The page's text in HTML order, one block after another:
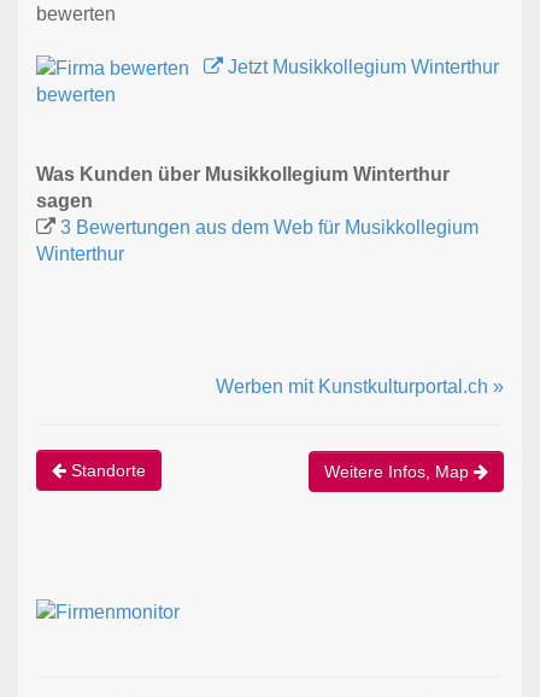
bewerten
Jetzt Musikkollegium Winterthur
bewerten
Was Kunden über Musikkollegium Winterthur
sagen
3 Bewertungen aus dem Web für Musikkollegium
Winterthur
Werben mit Kunstkulturportal.ch »
Standorte Weitere Infos, Map